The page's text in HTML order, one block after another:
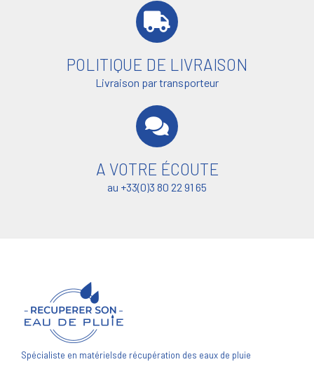
POLITIQUE DE LIVRAISON
Livraison par transporteur
A VOTRE ÉCOUTE
au +33(0)3 80 22 91 65
Spécialiste en matérielsde récupération des eaux de pluie